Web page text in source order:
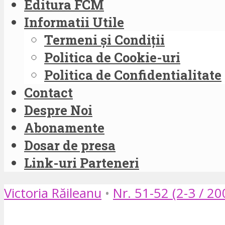
Editura FCM
Informatii Utile
Termeni și Condiții
Politica de Cookie-uri
Politica de Confidentialitate
Contact
Despre Noi
Abonamente
Dosar de presa
Link-uri Parteneri
Victoria Răileanu • Nr. 51-52 (2-3 /